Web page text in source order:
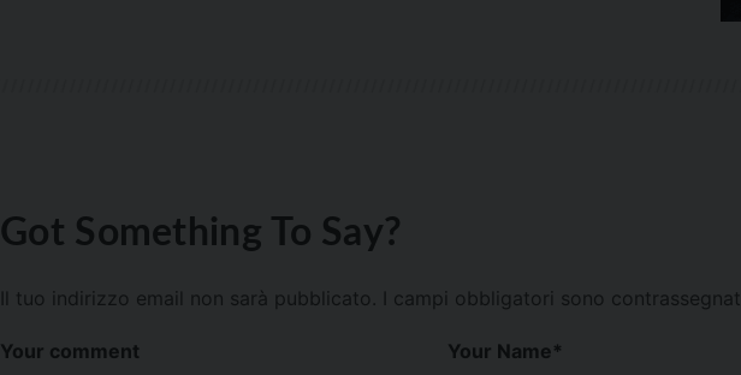
Got Something To Say?
Il tuo indirizzo email non sarà pubblicato. I campi obbligatori sono contrassegnati
Your comment Your Name*